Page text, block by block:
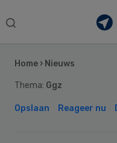
Search
Home › Nieuws
Thema: Ggz
Opslaan Reageer nu
Sidebar